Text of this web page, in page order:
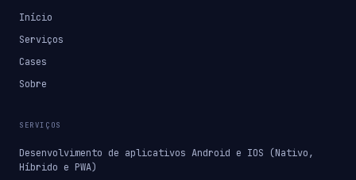
Início
Serviços
Cases
Sobre
SERVIÇOS
Desenvolvimento de aplicativos Android e IOS (Nativo,
Híbrido e PWA)